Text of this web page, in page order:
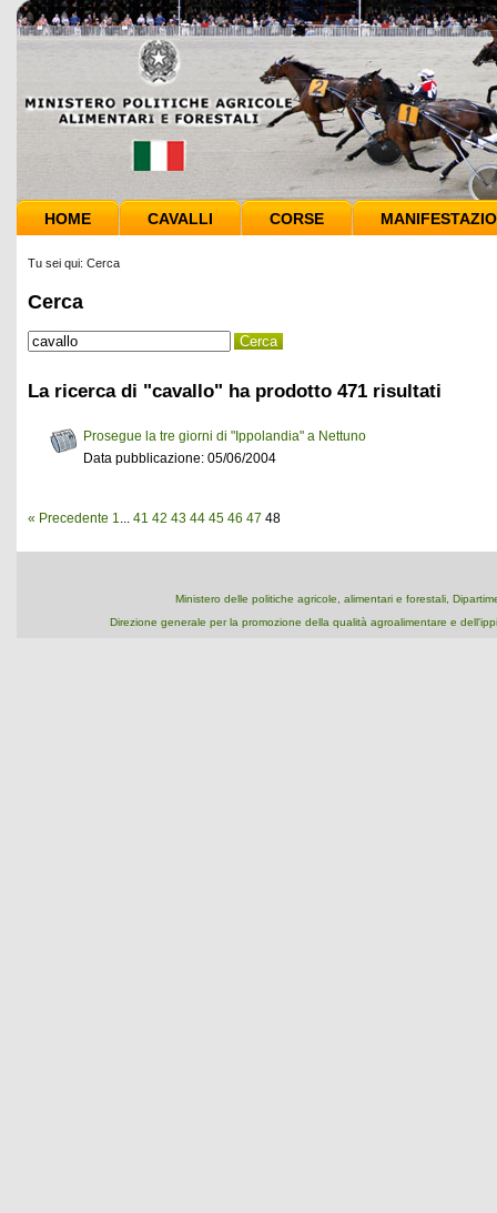
HOME CAVALLI CORSE
Tu sei qui: Cerca
Cerca
La ricerca di "cavallo" ha prodotto 471 risultati
Prosegue la tre giorni di "Ippolandia" a Nettuno
Data pubblicazione: 05/06/2004
« Precedente 1... 41 42 43 44 45 46 47 48
Ministero delle politiche agricole, alimentari e forestali,
Direzione generale per la promozione della qualità agroalimentare e